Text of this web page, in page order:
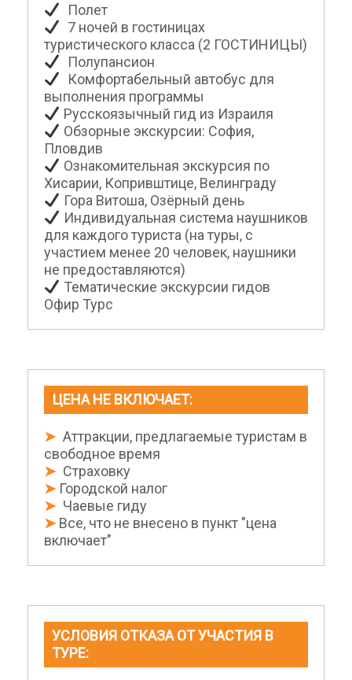
Полет
7 ночей в гостиницах
туристического класса (2 ГОСТИНИЦЫ)
Полупансион
Комфортабельный автобус для
выполнения программы
Русскоязычный гид из Израиля
Обзорные экскурсии: София,
Пловдив
Ознакомительная экскурсия по
Хисарии, Копривштице, Велинграду
Гора Витоша, Озёрный день
Индивидуальная система наушников
для каждого туриста (на туры, с
участием менее 20 человек, наушники
не предоставляются)
Тематические экскурсии гидов
Офир Турс
ЦЕНА НЕ ВКЛЮЧАЕТ:
➤ Аттракции, предлагаемые туристам в
свободное время
➤ Страховку
➤ Городской налог
➤ Чаевые гиду
➤ Все, что не внесено в пункт "цена
включает"
УСЛОВИЯ ОТКАЗА ОТ УЧАСТИЯ В
ТУРЕ: